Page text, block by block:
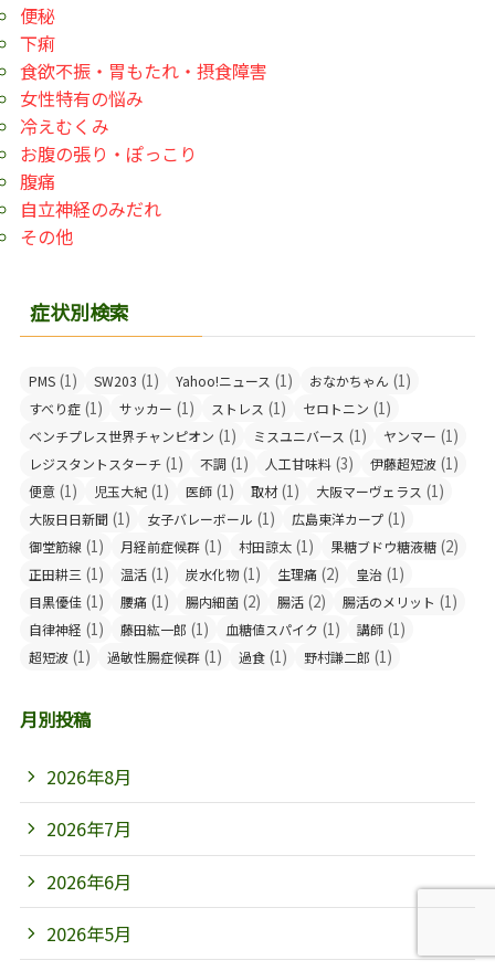
便秘
下痢
食欲不振・胃もたれ・摂食障害
女性特有の悩み
冷えむくみ
お腹の張り・ぽっこり
腹痛
自立神経のみだれ
その他
症状別検索
PMS (1) SW203 (1) Yahoo!ニュース (1) おなかちゃん (1)
すべり症 (1) サッカー (1) ストレス (1) セロトニン (1)
ベンチプレス世界チャンピオン (1) ミスユニバース (1) ヤンマー (1)
レジスタントスターチ (1) 不調 (1) 人工甘味料 (3) 伊藤超短波 (1)
便意 (1) 児玉大紀 (1) 医師 (1) 取材(1) 大阪マーヴェラス (1)
大阪日日新聞 (1) 女子バレーボール (1) 広島東洋カープ (1)
御堂筋線 (1) 月経前症候群 (1) 村田諒太 (1) 果糖ブドウ糖液糖 (2)
正田耕三 (1) 温活 (1) 炭水化物(1) 生理痛 (2) 皇治 (1)
目黒優佳 (1) 腰痛 (1) 腸内細菌 (2) 腸活 (2) 腸活のメリット (1)
自律神経 (1) 藤田紘一郎 (1) 血糖値スパイク (1) 講師 (1)
超短波 (1) 過敏性腸症候群 (1) 過食 (1) 野村謙二郎 (1)
月別投稿
2026年8月
2026年7月
2026年6月
2026年5月